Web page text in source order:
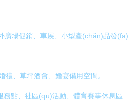
廣場促銷、車展、小型產(chǎn)品發(fā)
禮、草坪酒會、婚宴備用空間。
務點、社區(qū)活動、體育賽事休息區